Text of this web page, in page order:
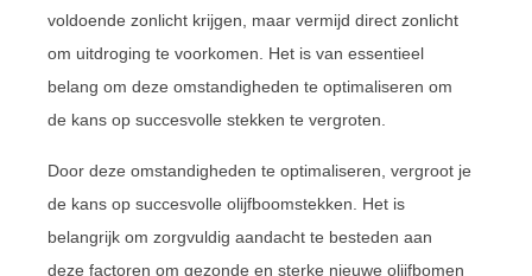
voldoende zonlicht krijgen, maar vermijd direct zonlicht
om uitdroging te voorkomen. Het is van essentieel
belang om deze omstandigheden te optimaliseren om
de kans op succesvolle stekken te vergroten.
Door deze omstandigheden te optimaliseren, vergroot je
de kans op succesvolle olijfboomstekken. Het is
belangrijk om zorgvuldig aandacht te besteden aan
deze factoren om gezonde en sterke nieuwe olijfbomen